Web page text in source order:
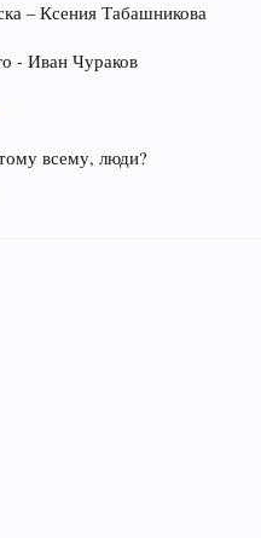
– Ксения Табашникова
- Иван Чураков
всему, люди?